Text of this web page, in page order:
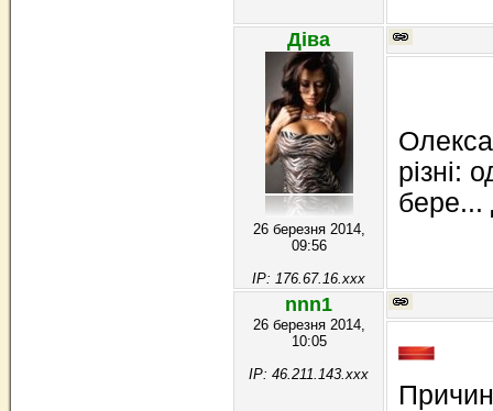
Діва
26 березня 2014,
09:56
IP: 176.67.16.xxx
різні:
бере...
nnn1
26 березня 2014,
10:05
IP: 46.211.143.xxx